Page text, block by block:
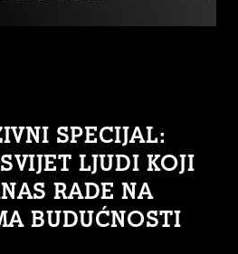
SPECIJAL:
LJUDI KOJI
RADE NA
BUDUĆNOSTI